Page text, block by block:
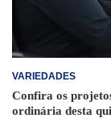
VARIEDADES
Confira os
ordinária desta